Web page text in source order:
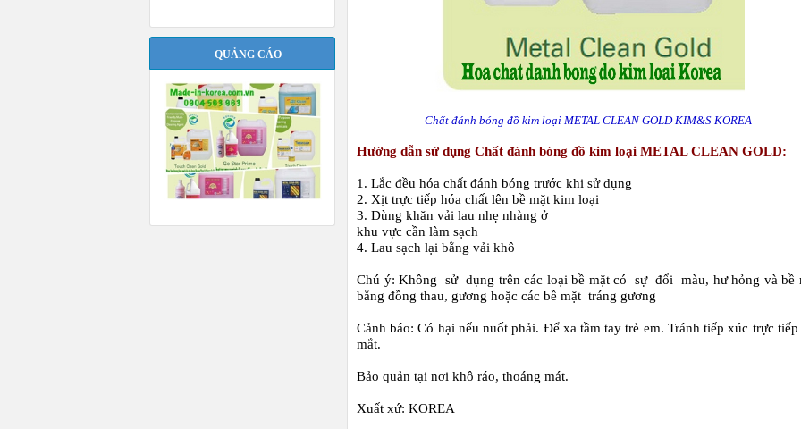
QUẢNG CÁO
Chất đánh bóng đồ kim loại METAL CLEAN GOLD KIM&S KOREA
Hướng dẫn sử dụng Chất đánh bóng đồ kim loại METAL CLEAN GOLD:
1. Lắc đều hóa chất đánh bóng trước khi sử dụng
2. Xịt trực tiếp hóa chất lên bề mặt kim loại
3. Dùng khăn vải lau nhẹ nhàng ở
khu vực cần làm sạch
4. Lau sạch lại bằng vải khô
Chú ý: Không sử dụng trên các loại bề mặt có sự đổi màu, hư hỏng và bề
bằng đồng thau, gương hoặc các bề mặt tráng gương
Cảnh báo: Có hại nếu nuốt phải. Để xa tầm tay trẻ em. Tránh tiếp xúc trực
mắt.
Bảo quản tại nơi khô ráo, thoáng mát.
Xuất xứ: KOREA